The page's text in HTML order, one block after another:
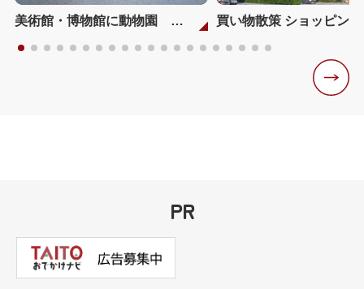
美術館・博物館に動物園 アメ横でも有名な「上野・御徒町」
PR